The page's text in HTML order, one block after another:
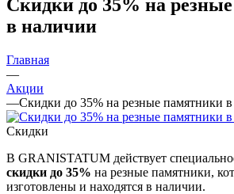
Скидки до 35% на
в наличии
Главная
—
Акции
—Скидки до 35% на резные памятники
Скидки
В GRANISTATUM действует
скидки до 35% на резные памятники,
изготовлены и находятся в наличии.